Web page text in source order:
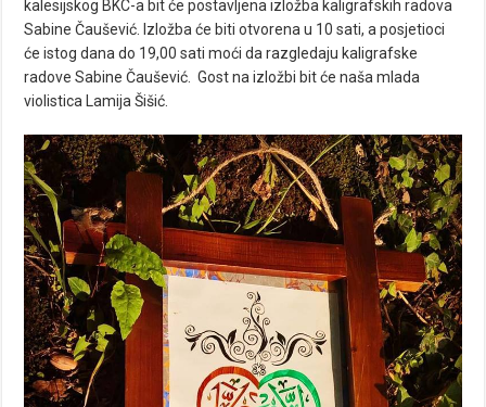
kalesijskog BKC-a bit će postavljena izložba kaligrafskih radova
Sabine Čaušević. Izložba će biti otvorena u 10 sati, a posjetioci
će istog dana do 19,00 sati moći da razgledaju kaligrafske
radove Sabine Čaušević. Gost na izložbi bit će naša mlada
violistica Lamija Šišić.